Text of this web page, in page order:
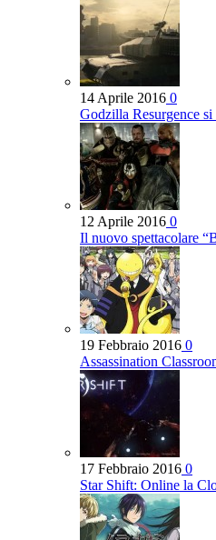
14 Aprile 2016 0
Godzilla Resurgence
12 Aprile 2016 0
Il nuovo spettacolare
19 Febbraio 2016 0
Assassination
17 Febbraio 2016 0
Star Shift: Online la